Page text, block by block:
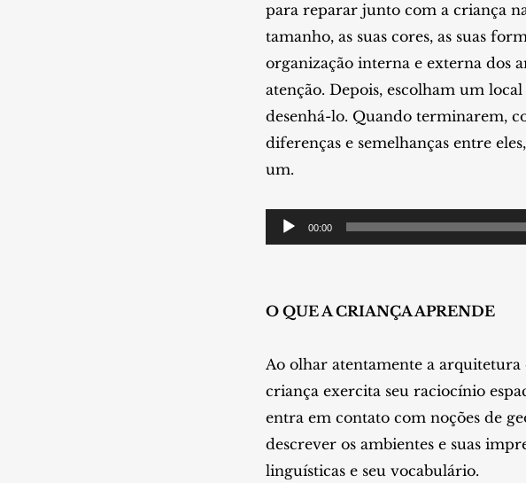
para reparar junto com a criança
tamanho, as suas cores, as suas
organização interna e externa dos
atenção. Depois, escolham um
desenhá-lo. Quando terminarem,
diferenças e semelhanças entre
um.
Tocador
de
00:00
O QUE A CRIANÇA APRENDE
Ao olhar atentamente a
criança exercita seu raciocínio
entra em contato com noções de
descrever os ambientes e suas
linguísticas e seu vocabulário.